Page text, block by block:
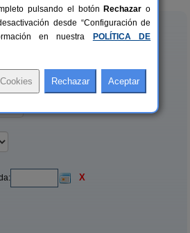
X
pulsando el botón Rechazar o
desde “Configuración de
en nuestra
POLÍTICA DE